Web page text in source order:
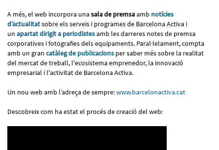
A més, el web incorpora una sala de premsaamb notícies
d’actualitatsobre els serveis i programes de Barcelona Activa i
un apartat dirigit a periodistesamb les darreres notes de premsa
corporatives i fotografies dels equipaments. Paral·lelament, compta
amb un gran catàleg de publicacions per saber més sobre la realitat
del mercat de treball, l'ecosistema emprenedor, la innovació
empresarial i l'activitat de Barcelona Activa.
Un nou web amb l’adreça de sempre:www.barcelonactiva.cat
Descobreix com ha estat el procés de creació del web: